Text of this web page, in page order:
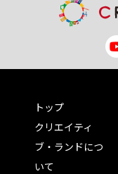
トップ
クリエイティ
ブ・ランドにつ
いて